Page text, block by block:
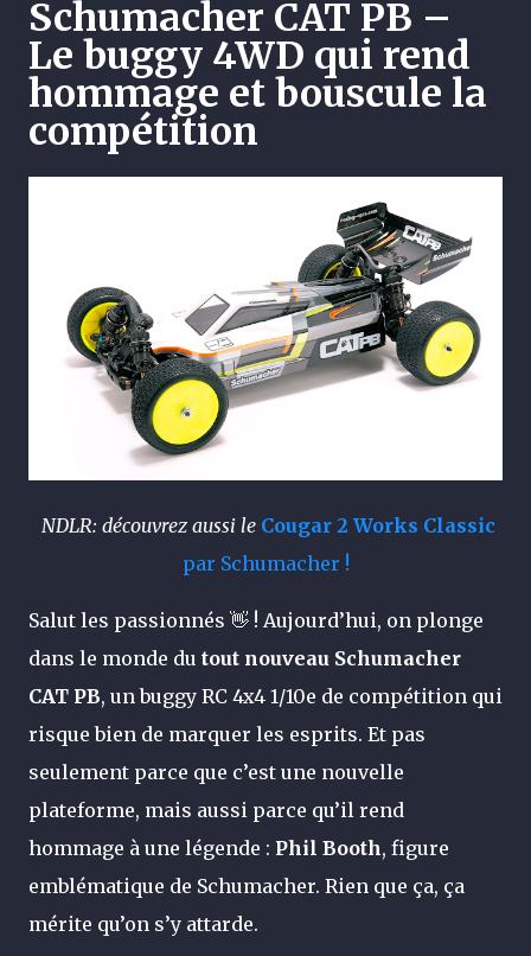
Schumacher CAT PB –
Le buggy 4WD qui rend
hommage et bouscule la
compétition
NDLR: découvrez aussi le Cougar 2 Works Classic
par Schumacher !
Salut les passionnés 👋 ! Aujourd’hui, on plonge
dans le monde du tout nouveau Schumacher
CAT PB, un buggy RC 4x4 1/10e de compétition qui
risque bien de marquer les esprits. Et pas
seulement parce que c’est une nouvelle
plateforme, mais aussi parce qu’il rend
hommage à une légende : Phil Booth, figure
emblématique de Schumacher. Rien que ça, ça
mérite qu’on s’y attarde.